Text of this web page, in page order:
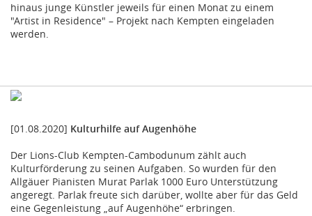
hinaus junge Künstler jeweils für einen Monat zu einem
"Artist in Residence" – Projekt nach Kempten eingeladen
werden.
[01.08.2020] Kulturhilfe auf Augenhöhe
Der Lions-Club Kempten-Cambodunum zählt auch
Kulturförderung zu seinen Aufgaben. So wurden für den
Allgäuer Pianisten Murat Parlak 1000 Euro Unterstützung
angeregt. Parlak freute sich darüber, wollte aber für das Geld
eine Gegenleistung „auf Augenhöhe“ erbringen.